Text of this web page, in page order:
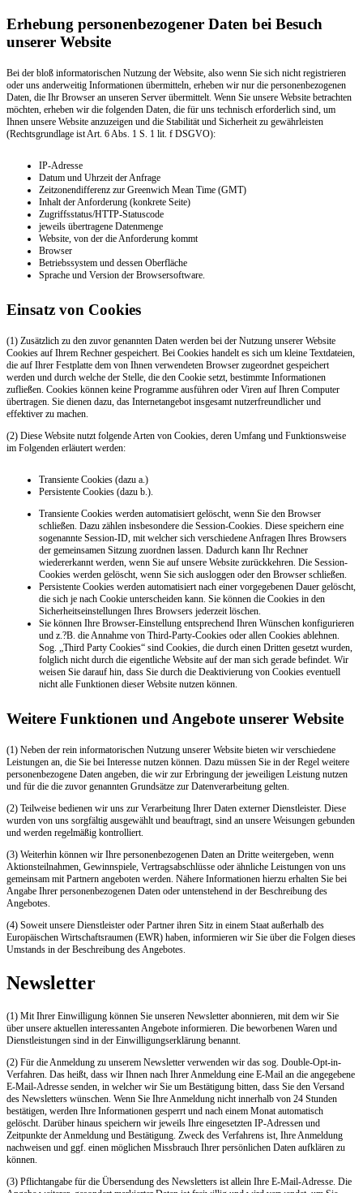
Erhebung personenbezogener Daten bei Besuch
unserer Website
Bei der bloß informatorischen Nutzung der Website, also wenn Sie sich nicht registrieren
oder uns anderweitig Informationen übermitteln, erheben wir nur die personenbezogenen
Daten, die Ihr Browser an unseren Server übermittelt. Wenn Sie unsere Website betrachten
möchten, erheben wir die folgenden Daten, die für uns technisch erforderlich sind, um
Ihnen unsere Website anzuzeigen und die Stabilität und Sicherheit zu gewährleisten
(Rechtsgrundlage ist Art. 6 Abs. 1 S. 1 lit. f DSGVO):
IP-Adresse
Datum und Uhrzeit der Anfrage
Zeitzonendifferenz zur Greenwich Mean Time (GMT)
Inhalt der Anforderung (konkrete Seite)
Zugriffsstatus/HTTP-Statuscode
jeweils übertragene Datenmenge
Website, von der die Anforderung kommt
Browser
Betriebssystem und dessen Oberfläche
Sprache und Version der Browsersoftware.
Einsatz von Cookies
(1) Zusätzlich zu den zuvor genannten Daten werden bei der Nutzung unserer Website
Cookies auf Ihrem Rechner gespeichert. Bei Cookies handelt es sich um kleine Textdateien,
die auf Ihrer Festplatte dem von Ihnen verwendeten Browser zugeordnet gespeichert
werden und durch welche der Stelle, die den Cookie setzt, bestimmte Informationen
zufließen. Cookies können keine Programme ausführen oder Viren auf Ihren Computer
übertragen. Sie dienen dazu, das Internetangebot insgesamt nutzerfreundlicher und
effektiver zu machen.
(2) Diese Website nutzt folgende Arten von Cookies, deren Umfang und Funktionsweise
im Folgenden erläutert werden:
Transiente Cookies (dazu a.)
Persistente Cookies (dazu b.).
Transiente Cookies werden automatisiert gelöscht, wenn Sie den Browser
schließen. Dazu zählen insbesondere die Session-Cookies. Diese speichern eine
sogenannte Session-ID, mit welcher sich verschiedene Anfragen Ihres Browsers
der gemeinsamen Sitzung zuordnen lassen. Dadurch kann Ihr Rechner
wiedererkannt werden, wenn Sie auf unsere Website zurückkehren. Die Session-
Cookies werden gelöscht, wenn Sie sich ausloggen oder den Browser schließen.
Persistente Cookies werden automatisiert nach einer vorgegebenen Dauer gelöscht,
die sich je nach Cookie unterscheiden kann. Sie können die Cookies in den
Sicherheitseinstellungen Ihres Browsers jederzeit löschen.
Sie können Ihre Browser-Einstellung entsprechend Ihren Wünschen konfigurieren
und z.?B. die Annahme von Third-Party-Cookies oder allen Cookies ablehnen.
Sog. „Third Party Cookies“ sind Cookies, die durch einen Dritten gesetzt wurden,
folglich nicht durch die eigentliche Website auf der man sich gerade befindet. Wir
weisen Sie darauf hin, dass Sie durch die Deaktivierung von Cookies eventuell
nicht alle Funktionen dieser Website nutzen können.
Weitere Funktionen und Angebote unserer Website
(1) Neben der rein informatorischen Nutzung unserer Website bieten wir verschiedene
Leistungen an, die Sie bei Interesse nutzen können. Dazu müssen Sie in der Regel weitere
personenbezogene Daten angeben, die wir zur Erbringung der jeweiligen Leistung nutzen
und für die die zuvor genannten Grundsätze zur Datenverarbeitung gelten.
(2) Teilweise bedienen wir uns zur Verarbeitung Ihrer Daten externer Dienstleister. Diese
wurden von uns sorgfältig ausgewählt und beauftragt, sind an unsere Weisungen gebunden
und werden regelmäßig kontrolliert.
(3) Weiterhin können wir Ihre personenbezogenen Daten an Dritte weitergeben, wenn
Aktionsteilnahmen, Gewinnspiele, Vertragsabschlüsse oder ähnliche Leistungen von uns
gemeinsam mit Partnern angeboten werden. Nähere Informationen hierzu erhalten Sie bei
Angabe Ihrer personenbezogenen Daten oder untenstehend in der Beschreibung des
Angebotes.
(4) Soweit unsere Dienstleister oder Partner ihren Sitz in einem Staat außerhalb des
Europäischen Wirtschaftsraumen (EWR) haben, informieren wir Sie über die Folgen dieses
Umstands in der Beschreibung des Angebotes.
Newsletter
(1) Mit Ihrer Einwilligung können Sie unseren Newsletter abonnieren, mit dem wir Sie
über unsere aktuellen interessanten Angebote informieren. Die beworbenen Waren und
Dienstleistungen sind in der Einwilligungserklärung benannt.
(2) Für die Anmeldung zu unserem Newsletter verwenden wir das sog. Double-Opt-in-
Verfahren. Das heißt, dass wir Ihnen nach Ihrer Anmeldung eine E-Mail an die angegebene
E-Mail-Adresse senden, in welcher wir Sie um Bestätigung bitten, dass Sie den Versand
des Newsletters wünschen. Wenn Sie Ihre Anmeldung nicht innerhalb von 24 Stunden
bestätigen, werden Ihre Informationen gesperrt und nach einem Monat automatisch
gelöscht. Darüber hinaus speichern wir jeweils Ihre eingesetzten IP-Adressen und
Zeitpunkte der Anmeldung und Bestätigung. Zweck des Verfahrens ist, Ihre Anmeldung
nachweisen und ggf. einen möglichen Missbrauch Ihrer persönlichen Daten aufklären zu
können.
(3) Pflichtangabe für die Übersendung des Newsletters ist allein Ihre E-Mail-Adresse. Die